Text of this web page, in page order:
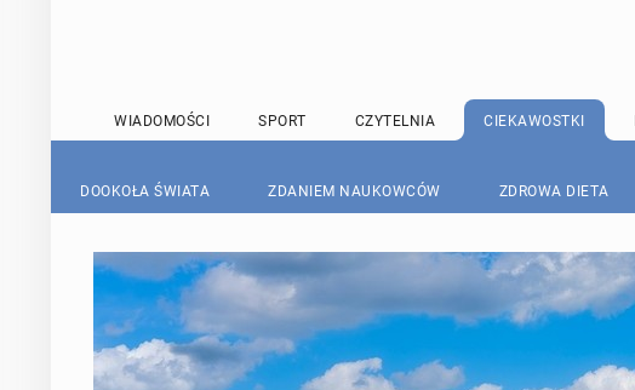
WIADOMOŚCI SPORT CZYTELNIA CIEKAWOSTKI
DOOKOŁA ŚWIATA ZDANIEM NAUKOWCÓW ZDROWA DIETA